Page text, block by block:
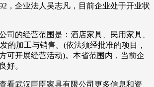
，企业法人吴志凡，目前企业处于开业状
司的经营范围是：酒店家具、民用家具、
的加工与销售。(依法须经批准的项目，
可开展经营活动)。本省范围内，当前企
好。
看武汉巨臣家具有限公司更多信息和资